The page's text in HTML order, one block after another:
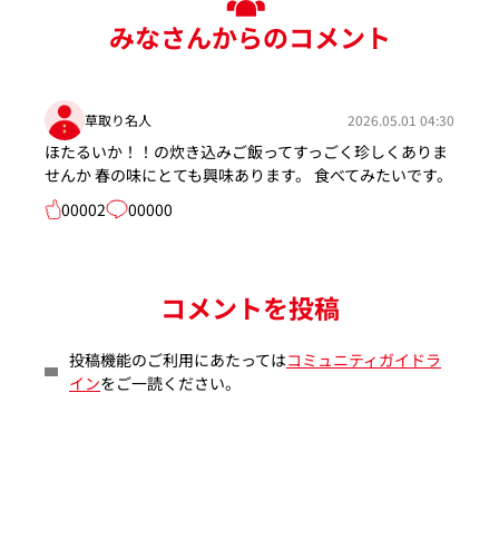
みなさんからのコメント
草取り名人 2026.05.01 04:30
ほたるいか！！の炊き込みご飯ってすっごく珍しくありま
せんか 春の味にとても興味あります。 食べてみたいです。
00002
00000
コメントを投稿
投稿機能のご利用にあたってはコミュニティガイドラ
インをご一読ください。